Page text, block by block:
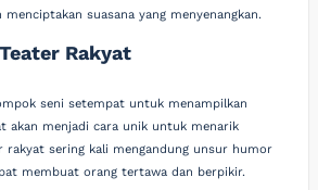
suasana yang menyenangkan.
Rakyat
seni setempat untuk menampilkan
akan menjadi cara unik untuk menarik
rakyat sering kali mengandung unsur humor
membuat orang tertawa dan berpikir.